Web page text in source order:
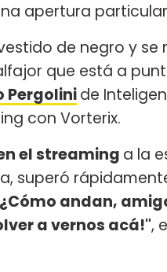
apertura
de negro y se
que está a
Pergolinide
con Vorterix.
el streaming a la
superó
andan,
a vernos acá!",